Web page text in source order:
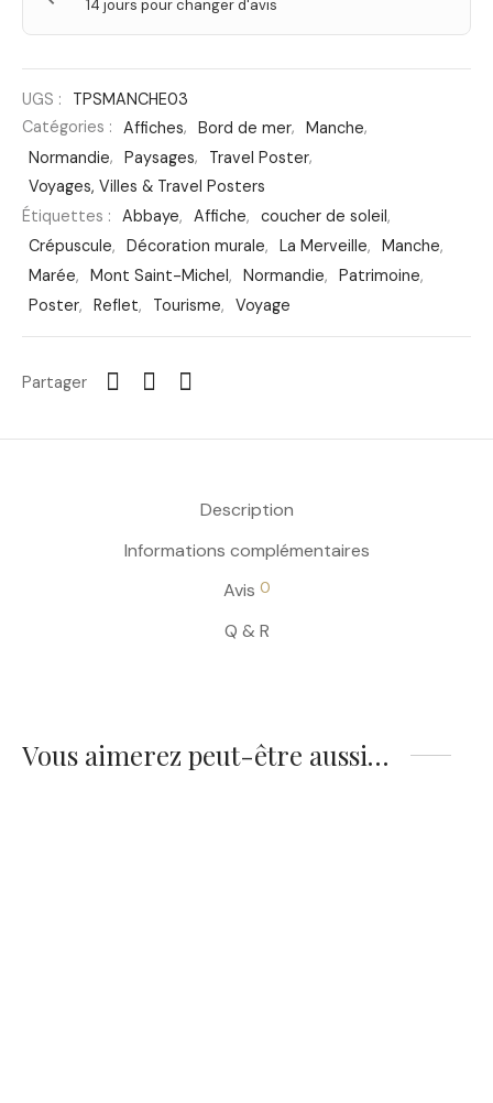
14 jours pour changer d'avis
UGS :
TPSMANCHE03
Catégories :
Affiches, Bord de mer, Manche,
Normandie, Paysages, Travel Poster,
Voyages, Villes & Travel Posters
Étiquettes :
Abbaye, Affiche, coucher de soleil ,
Crépuscule, Décoration murale, La Merveille, Manche,
Marée, Mont Saint-Michel, Normandie, Patrimoine,
Poster, Reflet, Tourisme, Voyage
Partager
Description
Informations complémentaires
Avis 0
Q & R
Vous aimerez peut-être aussi…